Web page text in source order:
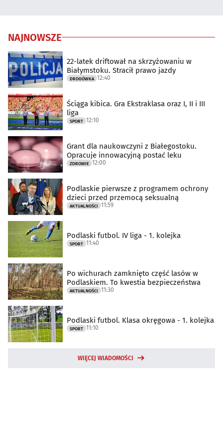
NAJNOWSZE
22-latek driftował na skrzyżowaniu w
Białymstoku. Stracił prawo jazdy
DROGÓWKA 12:40
Ściąga kibica. Gra Ekstraklasa oraz I, II i III
liga
SPORT 12:10
Grant dla naukowczyni z Białegostoku.
Opracuje innowacyjną postać leku
ZDROWIE 12:00
Podlaskie pierwsze z programem ochrony
dzieci przed przemocą seksualną
AKTUALNOŚCI 11:59
Podlaski futbol. IV liga - 1. kolejka
SPORT 11:40
Po wichurach zamknięto część lasów w
Podlaskiem. To kwestia bezpieczeństwa
AKTUALNOŚCI 11:30
Podlaski futbol. Klasa okręgowa - 1. kolejka
SPORT 11:10
WIĘCEJ WIADOMOŚCI